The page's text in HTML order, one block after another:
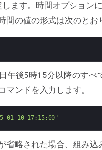
ます。時間オプション
間の値の形式は次のとお
午後5時15分以降のすべ
マンドを入力します。
01-10 17:15:00"
省略された場合、組み込